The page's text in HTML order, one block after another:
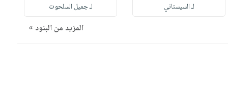
لـ السيستاني
لـ جميل السلحوت
المزيد من البنود »